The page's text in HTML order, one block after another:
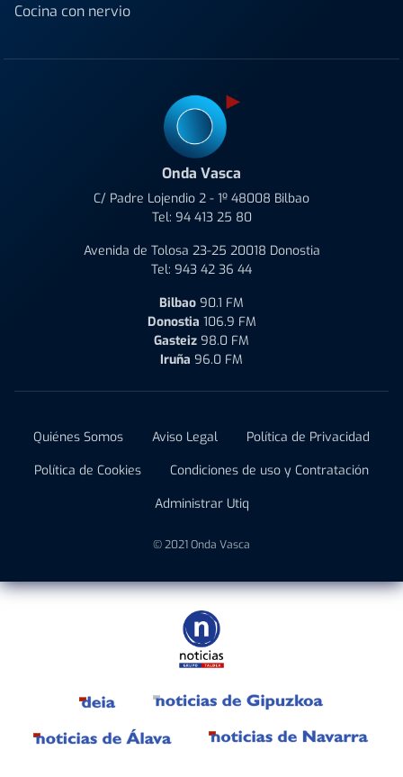
Cocina con nervio
Onda Vasca
C/ Padre Lojendio 2 - 1º 48008 Bilbao
Tel: 94 413 25 80
Avenida de Tolosa 23-25 20018 Donostia
Tel: 943 42 36 44
Bilbao 90.1 FM
Donostia 106.9 FM
Gasteiz 98.0 FM
Iruña 96.0 FM
Quiénes Somos Aviso Legal
Política de Privacidad
Política de Cookies
Condiciones de uso y Contratación
Administrar Utiq
© 2021 Onda Vasca